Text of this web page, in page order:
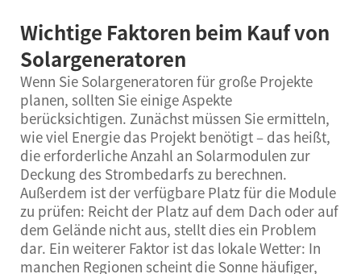
Wichtige Faktoren beim Kauf von
Solargeneratoren
Wenn Sie Solargeneratoren für große Projekte
planen, sollten Sie einige Aspekte
berücksichtigen. Zunächst müssen Sie ermitteln,
wie viel Energie das Projekt benötigt – das heißt,
die erforderliche Anzahl an Solarmodulen zur
Deckung des Strombedarfs zu berechnen.
Außerdem ist der verfügbare Platz für die Module
zu prüfen: Reicht der Platz auf dem Dach oder auf
dem Gelände nicht aus, stellt dies ein Problem
dar. Ein weiterer Faktor ist das lokale Wetter: In
manchen Regionen scheint die Sonne häufiger,